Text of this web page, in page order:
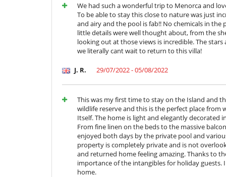
We had such a wonderful trip to Menorca and
To be able to stay this close to nature was just
and airy and the pool is fab!! No chemicals in
little details were well thought about, from the
looking out at those views is incredible. The
we literally cant wait to return to this villa!
J. R. 29/07/2022 - 05/08/2022
This was my first time to stay on the Island and
wildlife reserve and this is the perfect place from
Itself. The home is light and elegantly
From fine linen on the beds to the massive
enjoyed both days by the private pool and
property is completely private and is not
and returned home feeling amazing. Thanks to
importance of the intangibles for holiday
home.